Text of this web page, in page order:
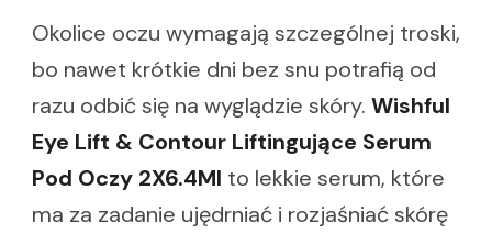
Okolice oczu wymagają szczególnej troski,
bo nawet krótkie dni bez snu potrafią od
razu odbić się na wyglądzie skóry. Wishful
Eye Lift & Contour Liftingujące Serum
Pod Oczy 2X6.4Ml to lekkie serum, które
ma za zadanie ujędrniać i rozjaśniać skórę